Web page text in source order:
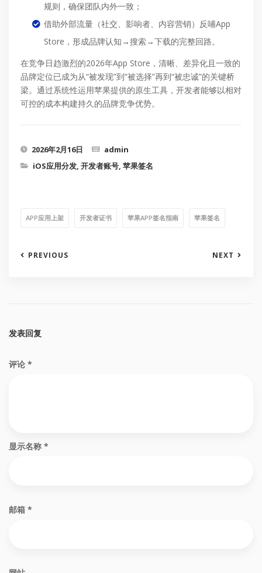
规则，确保团队内外一致；
借助外部流量（社交、影响者、内容营销）反哺App
Store，形成品牌认知→搜索→下载的完整回路。
在竞争日趋激烈的2026年App Store，清晰、差异化且一致的
品牌定位已成为从“被发现”到“被选择”再到“被忠诚”的关键桥
梁。通过系统性运用苹果提供的原生工具，开发者能够以相对
可控的成本构建持久的品牌竞争优势。
2026年2月16日
admin
iOS应用分发, 开发者账号, 苹果签名
APP应用上架 开发者证书 苹果APP签名指南 苹果签名
PREVIOUS NEXT
发表回复
评论 *
显示名称 *
邮箱 *